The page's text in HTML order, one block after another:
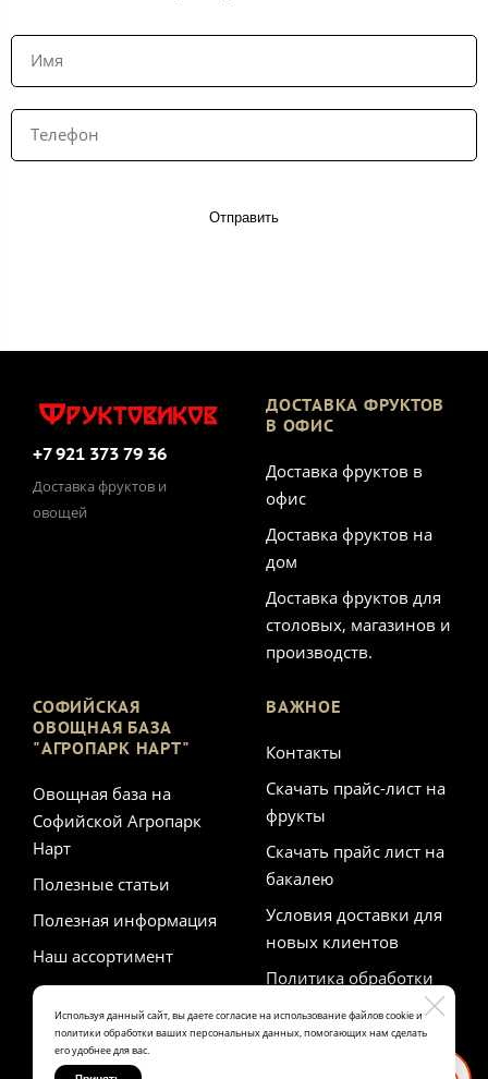
Используя данный сайт, вы даете согласие на использование файлов cookie и
политики обработки ваших персональных данных, помогающих нам сделать
его удобнее для вас.
Отправить
+7 921 373 79 36
Доставка фруктов и
овощей
ДОСТАВКА ФРУКТОВ
В ОФИС
Доставка фруктов в
офис
Доставка фруктов на
дом
Доставка фруктов для
столовых, магазинов и
производств.
СОФИЙСКАЯ
ОВОЩНАЯ БАЗА
"АГРОПАРК НАРТ"
Овощная база на
Софийской Агропарк
Нарт
Полезные статьи
Полезная информация
Наш ассортимент
ВАЖНОЕ
Контакты
Скачать прайс-лист на
фрукты
Скачать прайс лист на
бакалею
Условия доставки для
новых клиентов
Политика обработки
персональных данных